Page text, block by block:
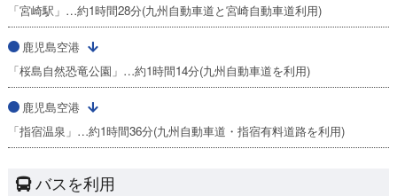
「宮崎駅」…約1時間28分(九州自動車道と宮崎自動車道利用)
鹿児島空港
「桜島自然恐竜公園」…約1時間14分(九州自動車道を利用)
鹿児島空港
「指宿温泉」…約1時間36分(九州自動車道・指宿有料道路を利用)
バスを利用